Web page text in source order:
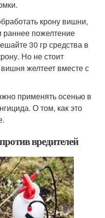
крону вишни,
пожелтение
30 гр средства в
Но не стоит
желтеет вместе с
применять осенью в
О том, как это
вредителей